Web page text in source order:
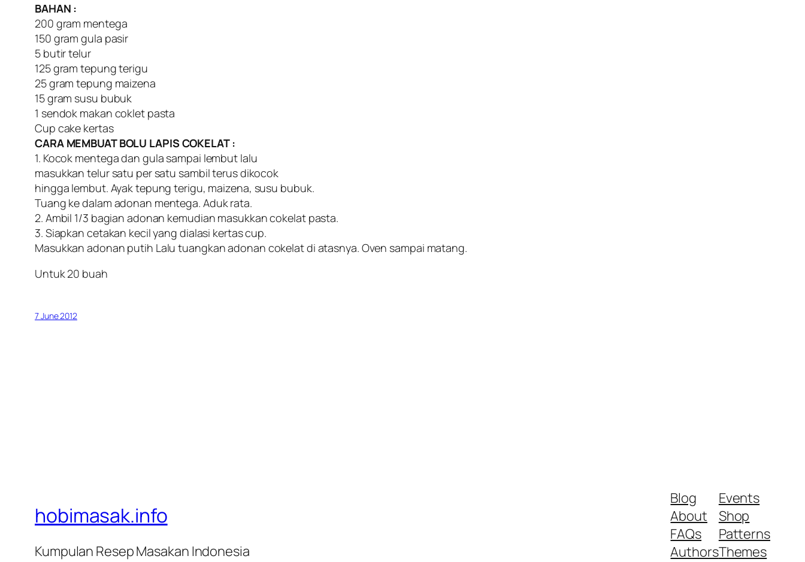
BAHAN :
200 gram mentega
150 gram gula pasir
5 butir telur
125 gram tepung terigu
25 gram tepung maizena
15 gram susu bubuk
1 sendok makan coklet pasta
Cup cake kertas
CARA MEMBUAT BOLU LAPIS COKELAT :
1. Kocok mentega dan gula sampai lembut lalu
masukkan telur satu per satu sambil terus dikocok
hingga lembut. Ayak tepung terigu, maizena, susu bubuk.
Tuang ke dalam adonan mentega. Aduk rata.
2. Ambil 1/3 bagian adonan kemudian masukkan cokelat pasta.
3. Siapkan cetakan kecil yang dialasi kertas cup.
Masukkan adonan putih Lalu tuangkan adonan cokelat di atasnya. Oven sampai matang.
Untuk 20 buah
7 June 2012
hobimasak.info
Kumpulan Resep Masakan Indonesia
Blog
About
FAQs
Authors
Events
Shop
Patterns
Themes